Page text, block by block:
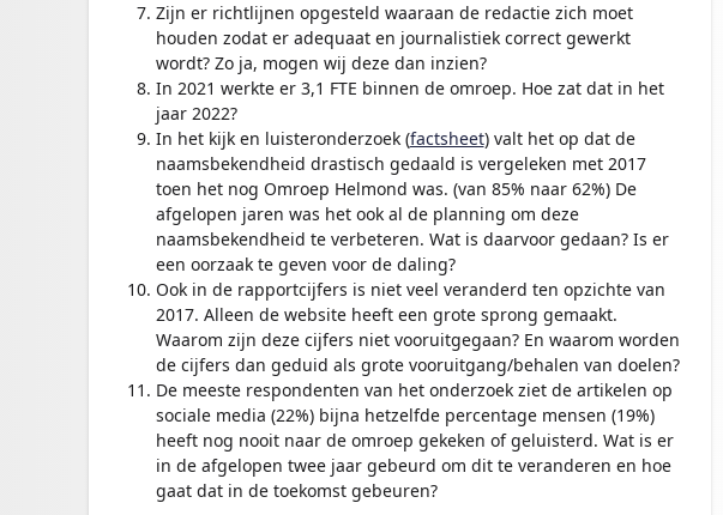
Zijn er richtlijnen opgesteld waaraan de redactie zich moet
houden zodat er adequaat en journalistiek correct gewerkt
wordt? Zo ja, mogen wij deze dan inzien?
In 2021 werkte er 3,1 FTE binnen de omroep. Hoe zat dat in het
jaar 2022?
In het kijk en luisteronderzoek (factsheet) valt het op dat de
naamsbekendheid drastisch gedaald is vergeleken met 2017
toen het nog Omroep Helmond was. (van 85% naar 62%) De
afgelopen jaren was het ook al de planning om deze
naamsbekendheid te verbeteren. Wat is daarvoor gedaan? Is er
een oorzaak te geven voor de daling?
Ook in de rapportcijfers is niet veel veranderd ten opzichte van
2017. Alleen de website heeft een grote sprong gemaakt.
Waarom zijn deze cijfers niet vooruitgegaan? En waarom worden
de cijfers dan geduid als grote vooruitgang/behalen van doelen?
De meeste respondenten van het onderzoek ziet de artikelen op
sociale media (22%) bijna hetzelfde percentage mensen (19%)
heeft nog nooit naar de omroep gekeken of geluisterd. Wat is er
in de afgelopen twee jaar gebeurd om dit te veranderen en hoe
gaat dat in de toekomst gebeuren?